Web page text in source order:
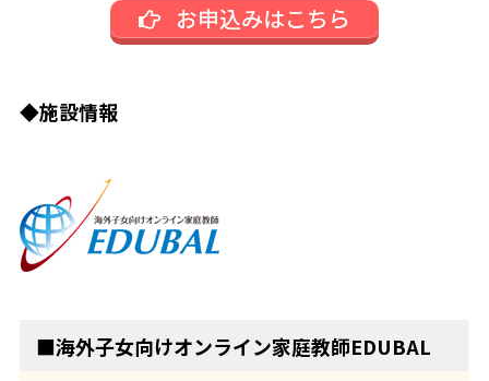
お申込みはこちら
◆施設情報
■海外子女向けオンライン家庭教師EDUBAL